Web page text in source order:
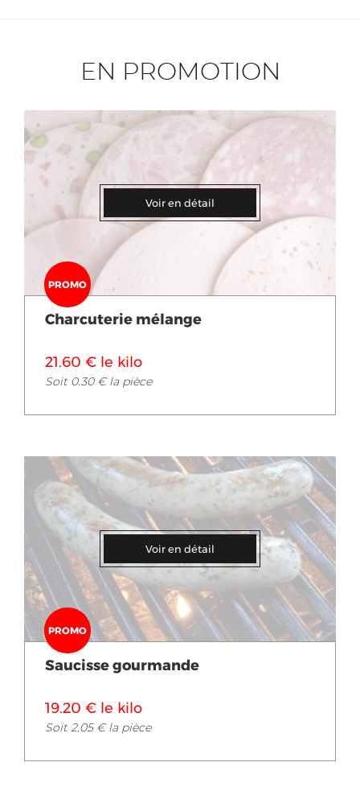
EN PROMOTION
Voir en détail
PROMO
Charcuterie mélange
21.60 € le kilo
Soit 0.30 € la pièce
Voir en détail
PROMO
Saucisse gourmande
19.20 € le kilo
Soit 2.05 € la pièce